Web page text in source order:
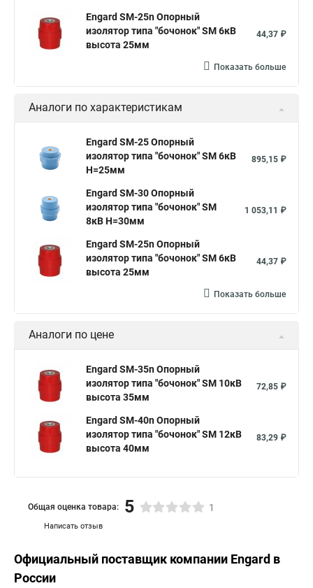
Engard SM-25n Опорный
изолятор типа "бочонок" SM 6кВ
высота 25мм
44,37 ₽
Показать больше
Аналоги по характеристикам
Engard SM-25 Опорный
изолятор типа "бочонок" SM 6кВ
H=25мм
895,15 ₽
Engard SM-30 Опорный
изолятор типа "бочонок" SM
8кВ H=30мм
1 053,11 ₽
Engard SM-25n Опорный
изолятор типа "бочонок" SM 6кВ
высота 25мм
44,37 ₽
Показать больше
Аналоги по цене
Engard SM-35n Опорный
изолятор типа "бочонок" SM 10кВ
высота 35мм
72,85 ₽
Engard SM-40n Опорный
изолятор типа "бочонок" SM 12кВ
высота 40мм
83,29 ₽
Написать отзыв
Общая оценка товара: 5 1
Официальный поставщик компании Engard в
России